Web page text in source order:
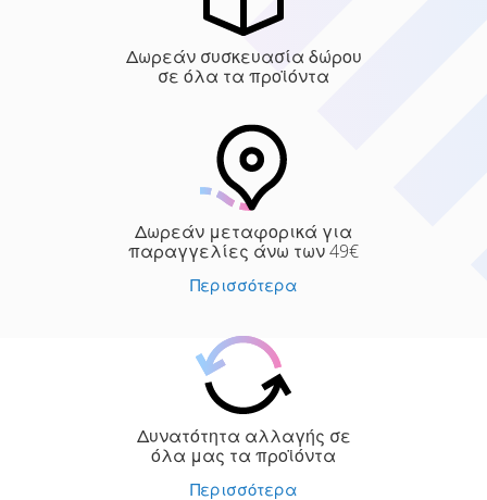
Δωρεάν συσκευασία δώρου
σε όλα τα προϊόντα
Δωρεάν μεταφορικά για
παραγγελίες άνω των 49€
Περισσότερα
Δυνατότητα αλλαγής σε
όλα μας τα προϊόντα
Περισσότερα